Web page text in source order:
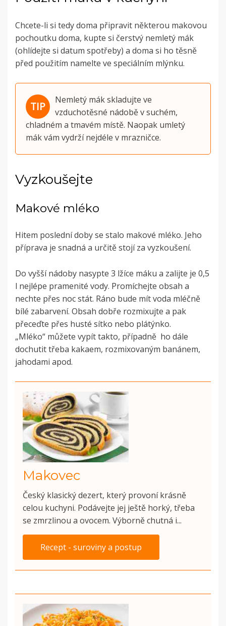
Chcete-li si tedy doma připravit některou makovou
pochoutku doma, kupte si čerstvý nemletý mák
(ohlídejte si datum spotřeby) a doma si ho těsně
před použitím namelte ve speciálním mlýnku.
Nemletý mák skladujte ve
vzduchotěsné nádobě v suchém,
chladném a tmavém místě. Naopak umletý
mák vám vydrží nejdéle v mrazničce.
Vyzkoušejte
Makové mléko
Hitem poslední doby se stalo makové mléko. Jeho
příprava je snadná a určitě stojí za vyzkoušení.
Do vyšší nádoby nasypte 3 lžíce máku a zalijte je 0,5
l nejlépe pramenité vody. Promíchejte obsah a
nechte přes noc stát. Ráno bude mít voda mléčně
bílé zabarvení. Obsah dobře rozmixujte a pak
přeceďte přes husté sítko nebo plátýnko.
„Mléko“ můžete vypít takto, případně ho dále
dochutit třeba kakaem, rozmixovaným banánem,
jahodami apod.
Makovec
Český klasický dezert, který provoní krásně
celou kuchyni. Podávejte jej ještě horký, třeba
se zmrzlinou a ovocem. Výborně chutná i...
Recept - suroviny a postup